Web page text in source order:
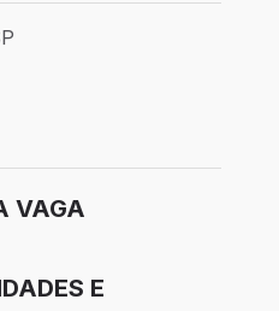
das Artes - SP
VAGA
E